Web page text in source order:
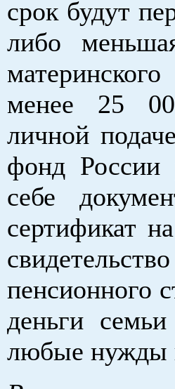
срок будут
либо
менее 25
личной
фонд России
себе
сертификат
пенсионного
деньги
любые нужды